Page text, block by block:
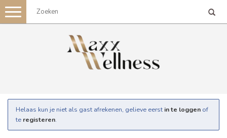
Toggle
navigation
Helaas kun je niet als gast afrekenen, gelieve eerst in te loggen of
te registeren.